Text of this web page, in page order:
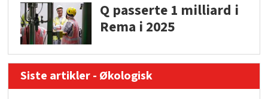
Q passerte 1 milliard i
Rema i 2025
Siste artikler - Økologisk